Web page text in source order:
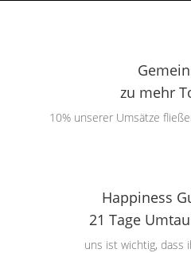
zu mehr
10% unserer Umsätze
Happiness
21 Tage
uns ist wichtig, dass